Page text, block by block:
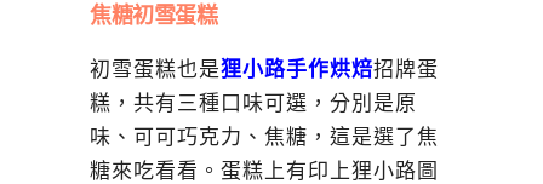
焦糖初雪蛋糕
初雪蛋糕也是狸小路手作烘焙招牌蛋
糕，共有三種口味可選，分別是原
味、可可巧克力、焦糖，這是選了焦
糖來吃看看。蛋糕上有印上狸小路圖